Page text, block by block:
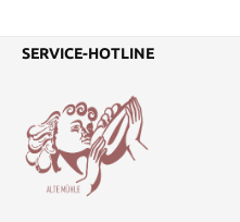
SERVICE-HOTLINE